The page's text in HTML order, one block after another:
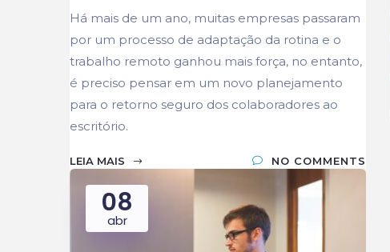
Há mais de um ano, muitas empresas passaram
por um processo de adaptação da rotina e o
trabalho remoto ganhou mais força, no entanto,
é preciso pensar em um novo planejamento
para o retorno seguro dos colaboradores ao
escritório.
LEIA MAIS NO COMMENTS
08
abr